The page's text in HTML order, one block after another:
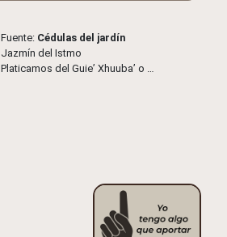
Fuente: Cédulas del jardín
Jazmín del Istmo
Platicamos del Guie’ Xhuuba’ o Jazmín del Istmo, hermosa y aromática flor utilizada en el Istmo de Tehuantepec y que resguardamos con mucho aprecio en el JebOax